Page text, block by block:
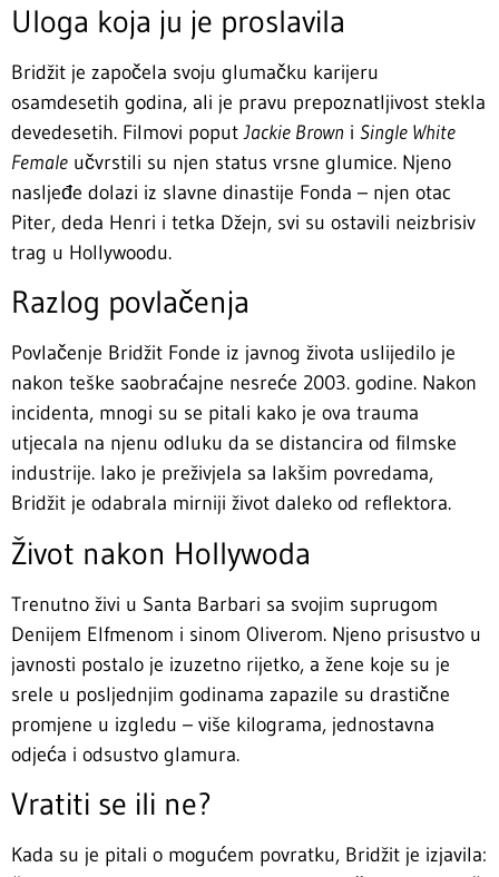
Uloga koja ju je proslavila
Bridžit je započela svoju glumačku karijeru
osamdesetih godina, ali je pravu prepoznatljivost stekla
devedesetih. Filmovi poputJackie Brown i Single White
Female učvrstili su njen status vrsne glumice. Njeno
nasljeđe dolazi iz slavne dinastije Fonda – njen otac
Piter, deda Henri i tetka Džejn, svi su ostavili neizbrisiv
trag u Hollywoodu.
Razlog povlačenja
Povlačenje Bridžit Fonde iz javnog života uslijedilo je
nakon teške saobraćajne nesreće 2003. godine. Nakon
incidenta, mnogi su se pitali kako je ova trauma
utjecala na njenu odluku da se distancira od filmske
industrije. Iako je preživjela sa lakšim povredama,
Bridžit je odabrala mirniji život daleko od reflektora.
Život nakon Hollywoda
Trenutno živi u Santa Barbari sa svojim suprugom
Denijem Elfmenom i sinom Oliverom. Njeno prisustvo u
javnosti postalo je izuzetno rijetko, a žene koje su je
srele u posljednjim godinama zapazile su drastične
promjene u izgledu – više kilograma, jednostavna
odjeća i odsustvo glamura.
Vratiti se ili ne?
Kada su je pitali o mogućem povratku, Bridžit je izjavila: